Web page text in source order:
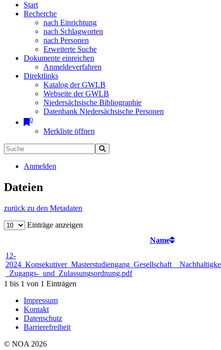
Start
Recherche
nach Einrichtung
nach Schlagworten
nach Personen
Erweiterte Suche
Dokumente einreichen
Anmeldeverfahren
Direktlinks
Katalog der GWLB
Webseite der GWLB
Niedersächsische Bibliographie
Datenbank Niedersächsische Personen
0
Merkliste öffnen
Anmelden
Dateien
zurück zu den Metadaten
Einträge anzeigen
Name
12-
_Zugangs-_und_Zulassungsordnung.pdf
1 bis 1 von 1 Einträgen
Impressum
Kontakt
Datenschutz
Barrierefreiheit
© NOA 2026